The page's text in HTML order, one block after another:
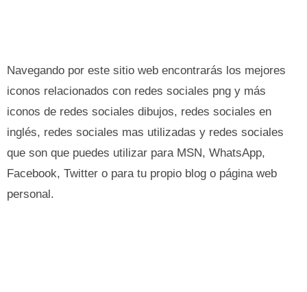
Navegando por este sitio web encontrarás los mejores
iconos relacionados con redes sociales png y más
iconos de redes sociales dibujos, redes sociales en
inglés, redes sociales mas utilizadas y redes sociales
que son que puedes utilizar para MSN, WhatsApp,
Facebook, Twitter o para tu propio blog o página web
personal.